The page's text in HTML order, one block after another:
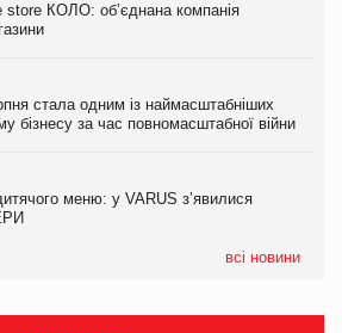
КОЛО: об’єднана компанія
стала одним із наймасштабніших
бізнесу за час повномасштабної війни
меню: у VARUS з’явилися
всі новини
КОЛО: об’єднана компанія
стала одним із наймасштабніших
бізнесу за час повномасштабної війни
меню: у VARUS з’явилися